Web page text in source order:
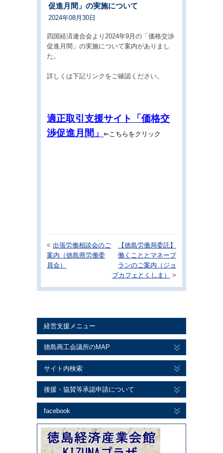
促進月間」の実施について
2024年08月30日
四国経済連合会より2024年9月の「価格交渉
促進月間」の実施について案内がありまし
た。
詳しくは下記リンクをご確認ください。
適正取引支援サイト「価格交
渉促進月間」⇐こちらをクリック
<出張労働相談会のご
案内（徳島県労働委
員会）
【徳島労働局委託】
働くこととマネープ
ランのご案内（ジョ
ブカフェとくしま）
>
経営支援メニュー
徳島商工会議所のMAP
サイト内検索
後援・協賛等承認申請について
facebook